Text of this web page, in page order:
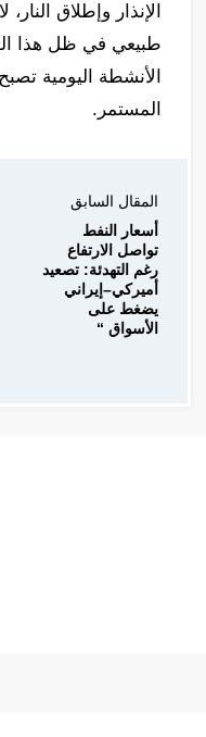
الإنذار وإطلاق
طبيعي في ظل هذا
الأنشطة اليومية
المستمر.
المقال السابق
أسعار النفط
تواصل الارتفاع
رغم التهدئة: تصعيد
أميركي–إيراني
يضغط على
الأسواق “